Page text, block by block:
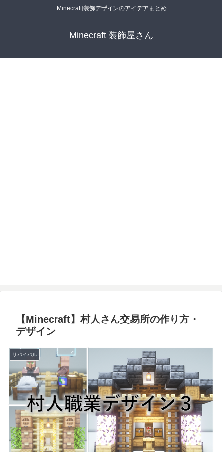
[Minecraft]装飾デザインのアイデアまとめ
Minecraft 装飾屋さん
【Minecraft】村人さん交易所の作り方・
デザイン
サバイバル